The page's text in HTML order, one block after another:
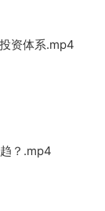
资体系.mp4
？.mp4